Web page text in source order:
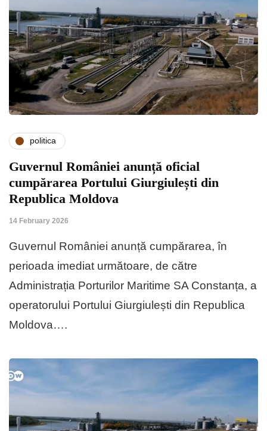
politica
Guvernul României anunță oficial
cumpărarea Portului Giurgiulești din
Republica Moldova
14 February 2026
Guvernul României anunță cumpărarea, în
perioada imediat următoare, de către
Administrația Porturilor Maritime SA Constanța, a
operatorului Portului Giurgiulești din Republica
Moldova….